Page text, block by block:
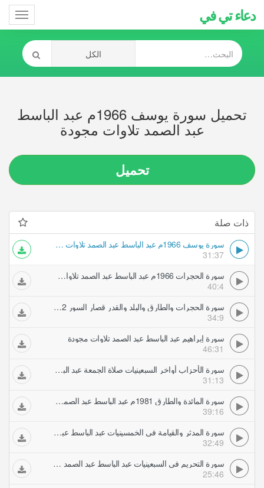
دعاء تي في
تحميل سورة يوسف 1966م عبد الباسط
عبد الصمد تلاوات مجودة
تحميل
ذات صلة
سورة يوسف 1966م عبد الباسط عبد الصمد تلاوات مجودة
31:37
سورة الحجرات 1966م عبد الباسط عبد الصمد تلاوات مجودة
40:4
سورة الحجرات والطارق والبلد والقدر قصار السور 1972 عبد الباسط عبد الصمد تلاوات مجودة
34:9
سورة إبراهيم عبد الباسط عبد الصمد تلاوات مجودة
46:31
سورة الأحزاب أواخر السبعينيات صلاة الجمعة عبد الباسط عبد الصمد تلاوات مجودة
31:13
سورة المائدة والطارق 1981م عبد الباسط عبد الصمد تلاوات مجودة
39:16
سورة المدثر والقيامة فى الخمسينيات عبد الباسط عبد الصمد تلاوات مجودة
32:49
سورة التحريم فى السبعينيات عبد الباسط عبد الصمد تلاوات مجودة
25:46